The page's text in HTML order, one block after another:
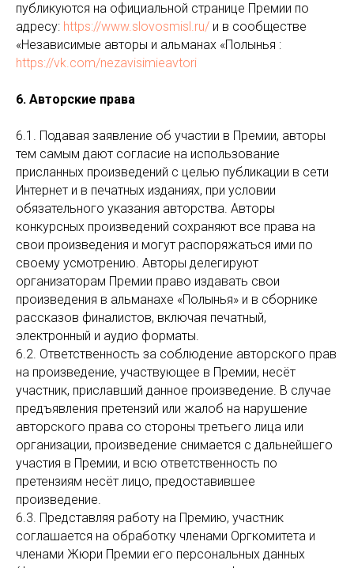
публикуются на официальной странице Премии по
адресу: https://www.slovosmisl.ru/ и в сообществе
«Независимые авторы и альманах «Полынья :
https://vk.com/nezavisimieavtori
6. Авторские права
6.1. Подавая заявление об участии в Премии, авторы
тем самым дают согласие на использование
присланных произведений с целью публикации в сети
Интернет и в печатных изданиях, при условии
обязательного указания авторства. Авторы
конкурсных произведений сохраняют все права на
свои произведения и могут распоряжаться ими по
своему усмотрению. Авторы делегируют
организаторам Премии право издавать свои
произведения в альманахе «Полынья» и в сборнике
рассказов финалистов, включая печатный,
электронный и аудио форматы.
6.2. Ответственность за соблюдение авторского прав
на произведение, участвующее в Премии, несёт
участник, приславший данное произведение. В случае
предъявления претензий или жалоб на нарушение
авторского права со стороны третьего лица или
организации, произведение снимается с дальнейшего
участия в Премии, и всю ответственность по
претензиям несёт лицо, предоставившее
произведение.
6.3. Представляя работу на Премию, участник
соглашается на обработку членами Оргкомитета и
членами Жюри Премии его персональных данных